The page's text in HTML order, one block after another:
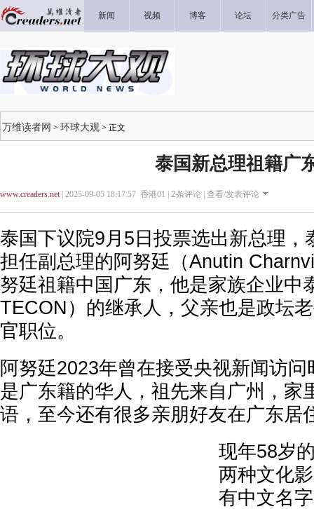
新闻 视频 博客 论坛 分类广告
万维读者网 > 环球大观 > 正文
泰国新总理祖籍广
www.creaders.net| 2025-09-05 18:17:57 香港01 | 2条评论 | 查看/发表评论
泰国下议院9月5日投票选出新总理，
担任副总理的阿努廷（Anutin
努廷祖籍中国广东，他是家族企业中
TECON）的继承人，父亲也是政坛
官职位。
阿努廷2023年曾在接受央视新闻访
是广东籍的华人，祖先来自广州，家
语，至今还有很多亲朋好友在广东居
现年58岁
两种文化
有中文名